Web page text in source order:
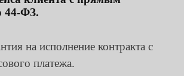
44-ФЗ.
на исполнение контракта с
платежа.